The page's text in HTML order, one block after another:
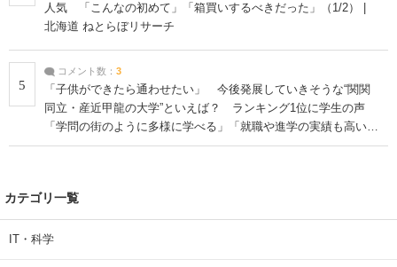
人気 「こんなの初めて」「箱買いするべきだった」（1/2） |
北海道 ねとらぼリサーチ
5
コメント数： 3
「子供ができたら通わせたい」 今後発展していきそうな“関関
同立・産近甲龍の大学”といえば？ ランキング1位に学生の声
「学問の街のように多様に学べる」「就職や進学の実績も高い」
| 大学 ねとらぼリサーチ
カテゴリ一覧
IT・科学